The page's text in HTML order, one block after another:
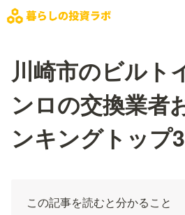
川崎市のビルト
ンロの交換業者
ンキングトップ3
この記事を読むと分かること